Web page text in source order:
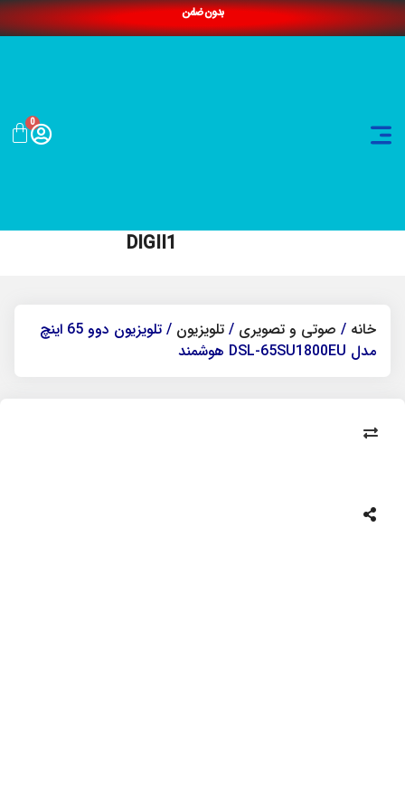
بدون ضامن
0
DIGII1
خانه / صوتی و تصویری / تلویزیون
/ تلویزیون دوو 65 اینچ
مدل DSL-65SU1800EU هوشمند